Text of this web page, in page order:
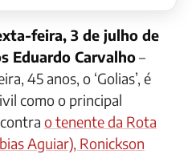
Eduardo Carvalho–
45 anos, o ‘Golias’, é
como o principal
o tenente da Rota
Aguiar), Ronickson